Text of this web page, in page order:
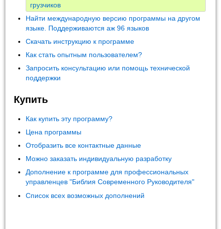
грузчиков
Найти международную версию программы на другом
языке. Поддерживаются аж 96 языков
Скачать инструкцию к программе
Как стать опытным пользователем?
Запросить консультацию или помощь технической
поддержки
Купить
Как купить эту программу?
Цена программы
Отобразить все контактные данные
Можно заказать индивидуальную разработку
Дополнение к программе для профессиональных
управленцев "Библия Современного Руководителя"
Список всех возможных дополнений